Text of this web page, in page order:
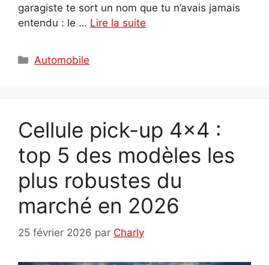
garagiste te sort un nom que tu n’avais jamais
entendu : le … Lire la suite
Catégories
Automobile
Cellule pick-up 4×4 :
top 5 des modèles les
plus robustes du
marché en 2026
25 février 2026 par Charly